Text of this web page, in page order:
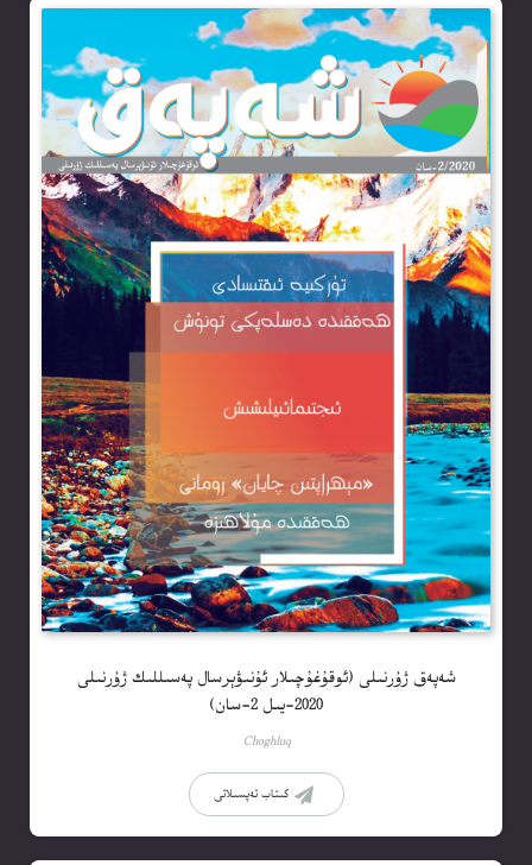
شەپەق ژۇرنىلى (ئوقۇغۇچىلار ئۇنىۋېرسال پەسىللىك ژۇرنىلى
2020-يىل 2-سان)
Choghluq
كىتاب تەپسىلاتى